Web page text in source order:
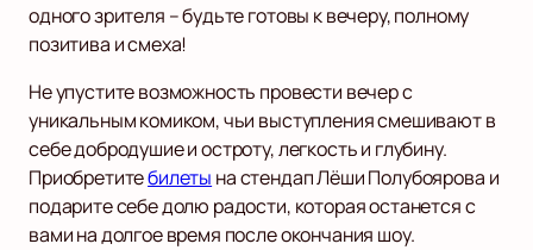
одного зрителя – будьте готовы к вечеру, полному
позитива и смеха!
Не упустите возможность провести вечер с
уникальным комиком, чьи выступления смешивают в
себе добродушие и остроту, легкость и глубину.
Приобретитебилеты на стендап Лёши Полубоярова и
подарите себе долю радости, которая останется с
вами на долгое время после окончания шоу.